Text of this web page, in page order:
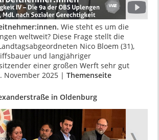
Wie steht es um die
weltweit? Diese Frage stellt die
Nico Bloem (31),
und langjähriger
einer großen Werft sehr gut
November 2025 | Themenseite
in Oldenburg